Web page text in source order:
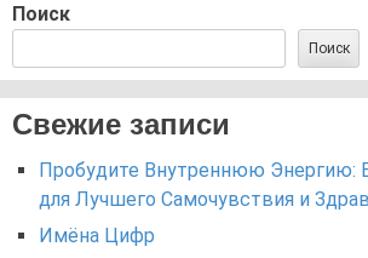
Поиск
Поиск
Свежие записи
Пробудите Внутреннюю Энергию:
для Лучшего Самочувствия и
Имёна Цифр